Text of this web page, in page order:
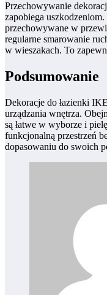
Przechowywanie
zapobiega
przechowywane w
regularne smarowanie
w wieszakach. To
Podsumowanie
Dekoracje do łazienki
urządzania wnętrza.
są łatwe w wyborze i
funkcjonalną przestrzeń
dopasowaniu do swoich